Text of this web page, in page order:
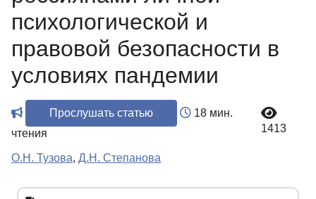
психологической и
правовой безопасности в
условиях пандемии
Прослушать статью
18 мин.
чтения
1413
О.Н. Тузова, Д.Н. Степанова